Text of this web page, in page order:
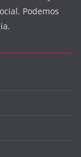
Podemos